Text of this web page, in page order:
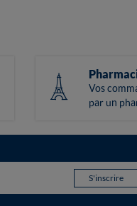
Vos
par un